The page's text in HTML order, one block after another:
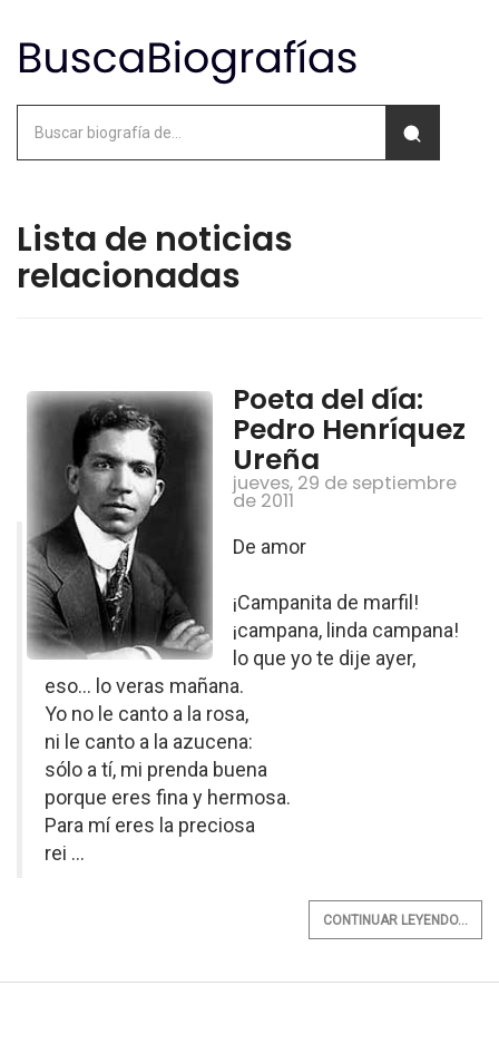
Lista de noticias
relacionadas
Poeta del día:
Pedro Henríquez
Ureña
jueves, 29 de septiembre
de 2011
De amor
¡Campanita de marfil!
¡campana, linda campana!
lo que yo te dije ayer,
eso... lo veras mañana.
Yo no le canto a la rosa,
ni le canto a la azucena:
sólo a tí, mi prenda buena
porque eres fina y hermosa.
Para mí eres la preciosa
rei ...
CONTINUAR LEYENDO...